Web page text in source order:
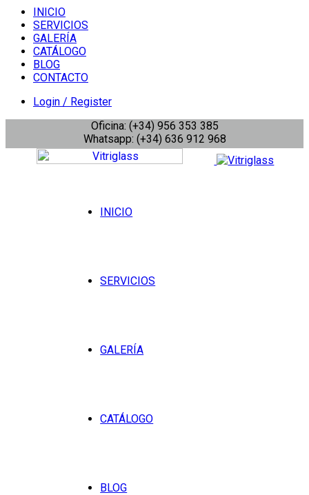
INICIO
SERVICIOS
GALERÍA
CATÁLOGO
BLOG
CONTACTO
Login / Register
Oficina: (+34) 956 353 385
Whatsapp: (+34) 636 912 968
INICIO
SERVICIOS
GALERÍA
CATÁLOGO
BLOG